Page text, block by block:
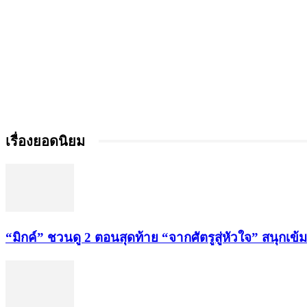
เรื่องยอดนิยม
“มิกค์” ชวนดู 2 ตอนสุดท้าย “จากศัตรูสู่หัวใจ” สนุกเข้